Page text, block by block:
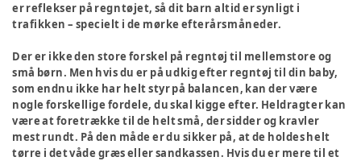
er reflekser på regntøjet, så dit barn altid er synligt i
trafikken – specielt i de mørke efterårsmåneder.
Der er ikke den store forskel på regntøj til mellemstore og
små børn. Men hvis du er på udkig efter regntøj til din baby,
som endnu ikke har helt styr på balancen, kan der være
nogle forskellige fordele, du skal kigge efter. Heldragter kan
være at foretrække til de helt små, der sidder og kravler
mest rundt. På den måde er du sikker på, at de holdes helt
tørre i det våde græs eller sandkassen. Hvis du er mere til et